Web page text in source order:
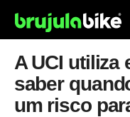
A UCI utiliza
saber
um risco